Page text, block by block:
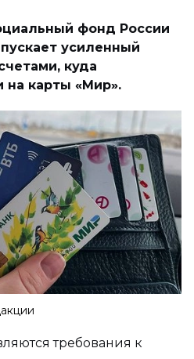
фонд России
усиленный
куда
на карты «Мир».
требования к